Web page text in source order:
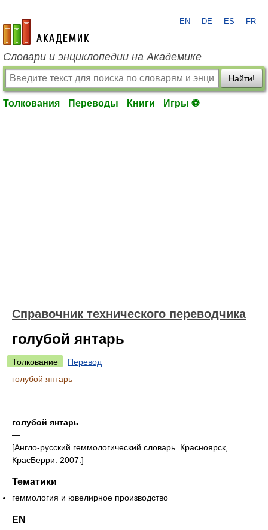
academic.ru
EN DE ES FR
Словари и энциклопедии на Академике
Найти!
Толкования Переводы Книги Игры ⚽
Справочник технического переводчика
голубой янтарь
Толкование
Перевод
голубой янтарь
голубой янтарь
—
[Англо-русский геммологический словарь. Красноярск,
КрасБерри. 2007.]
Тематики
геммология и ювелирное производство
EN